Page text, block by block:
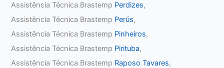
Assistência Técnica Brastemp Perdizes,
Assistência Técnica Brastemp Perús,
Assistência Técnica Brastemp Pinheiros,
Assistência Técnica Brastemp Pirituba,
Assistência Técnica Brastemp Raposo Tavares,